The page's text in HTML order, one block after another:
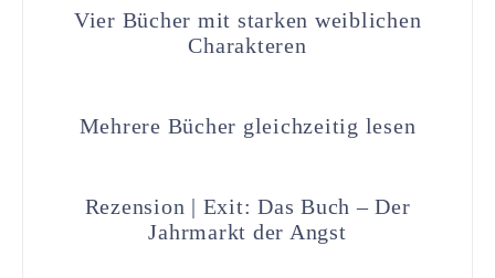
Vier Bücher mit starken weiblichen
Charakteren
Mehrere Bücher gleichzeitig lesen
Rezension | Exit: Das Buch – Der
Jahrmarkt der Angst